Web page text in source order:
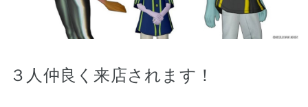
３人仲良く来店されます！